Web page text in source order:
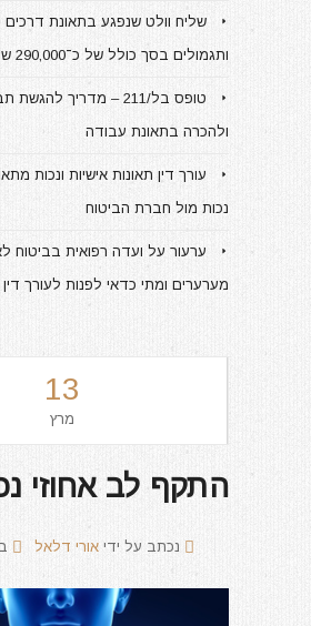
שליח וולט שנפגע בתאונת דרכים
ותגמולים בסך כולל של כ־290,000 ש״ח
טופס בל/211 – מדריך
ולהכרה בתאונת עבודה
עורך דין תאונות אישיות ונכות
נכות מול חברת הביטוח
ערעור על ועדה רפואית בביטוח
מערערים ומתי כדאי לפנות לעורך דין
13
מרץ
התקף לב אחוזי
נכתב על ידי אורי דלאל ב